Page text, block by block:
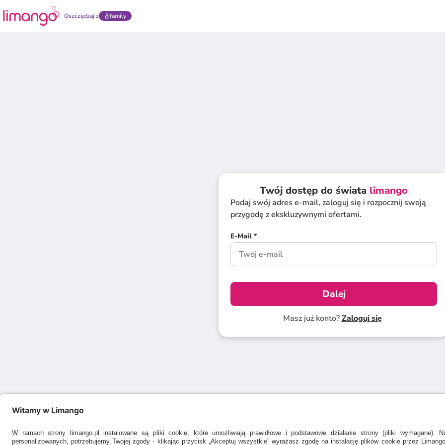
Oszczędzaj z family
Twój dostęp do świata limango
Podaj swój adres e-mail, zaloguj się i rozpocznij swoją
przygodę z ekskluzywnymi ofertami.
E-Mail *
Dalej
Masz już konto?Zaloguj się